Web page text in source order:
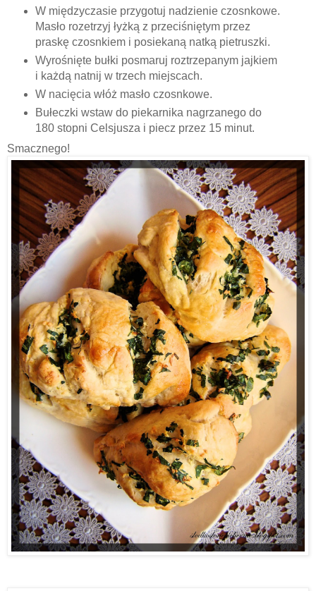
W międzyczasie przygotuj nadzienie czosnkowe.
Masło rozetrzyj łyżką z przeciśniętym przez
praskę czosnkiem i posiekaną natką pietruszki.
Wyrośnięte bułki posmaruj roztrzepanym jajkiem
i każdą natnij w trzech miejscach.
W nacięcia włóż masło czosnkowe.
Bułeczki wstaw do piekarnika nagrzanego do
180 stopni Celsjusza i piecz przez 15 minut.
Smacznego!